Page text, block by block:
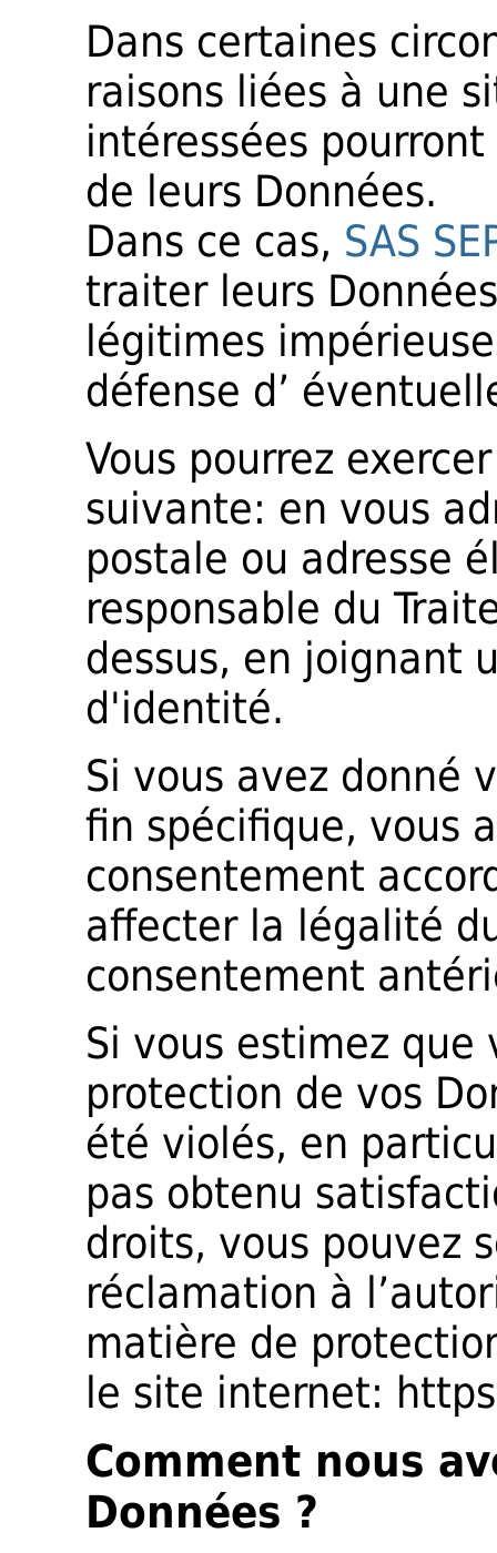
Dans certaines
raisons liées à une
intéressées
de leurs Données.
Dans ce cas, SAS
traiter leurs
légitimes
défense d’
Vous pourrez
suivante: en vous
postale ou adresse
responsable du
dessus, en joignant
d'identité.
Si vous avez donné
fin spécifique, vous
consentement
affecter la légalité
consentement
Si vous estimez
protection de vos
été violés, en
pas obtenu
droits, vous pouvez
réclamation à
matière de
le site internet:
Comment nous
Données ?